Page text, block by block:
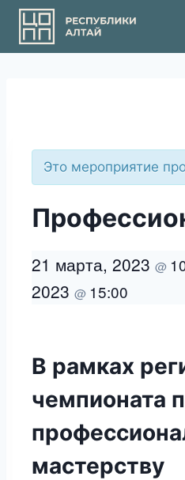
Перейти
содержимому
Это мероприятие
21 марта, 2023 @
2023 @ 15:00
В рамках
чемпионата
мастерству